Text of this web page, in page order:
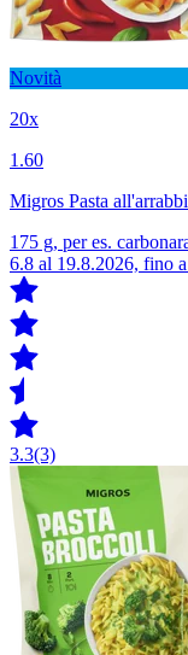
Novità
20x
1.60
Migros Pasta
175 g, per es.
6.8 al 19.8.2026, fino
3.3(3)